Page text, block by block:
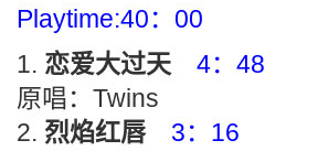
Playtime:40：00
恋爱大过天
4：48
原唱：Twins
烈焰红唇
3：16